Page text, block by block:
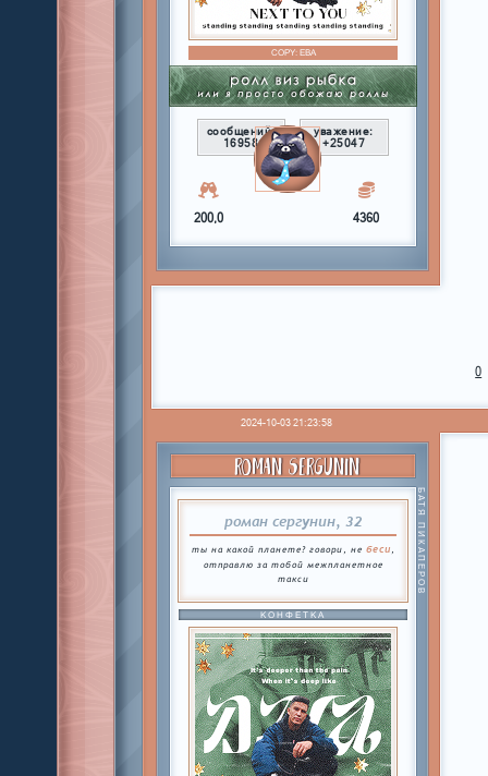
COPY:ЕВА
сообщений:
16958
уважение:
+25047
200,0 4360
0
2024-10-03 21:23:58
ROMAN SERGUNIN
роман сергунин, 32
ты на какой планете? говори, не беси,
отправлю за тобой межпланетное
такси
БАТЯ ПИКАПЕРОВ
КОНФЕТКА